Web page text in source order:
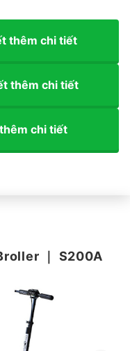
thêm chi tiết
thêm chi tiết
chi tiết
S200A